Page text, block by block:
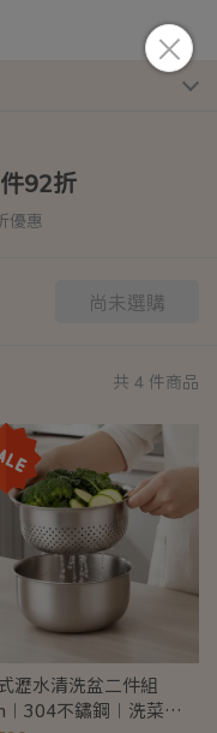
92折
優惠
尚未選購
共 4 件商品
瀝水清洗盆二件組
不鏽鋼︱洗菜籃